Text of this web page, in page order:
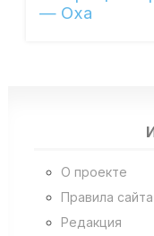
— Оха
О проекте
Правила сайта
Редакция